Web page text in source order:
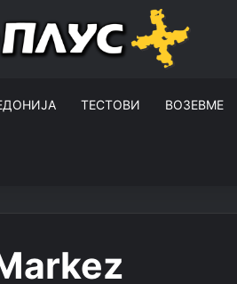
ТЕСТОВИ ВОЗЕВМЕ